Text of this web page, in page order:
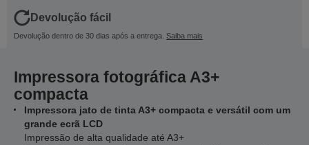
Devolução fácil
Devolução dentro de 30 dias após a entrega. Saiba mais
Impressora fotográfica A3+
compacta
Impressora jato de tinta A3+ compacta e versátil com um
grande ecrã LCD
Impressão de alta qualidade até A3+